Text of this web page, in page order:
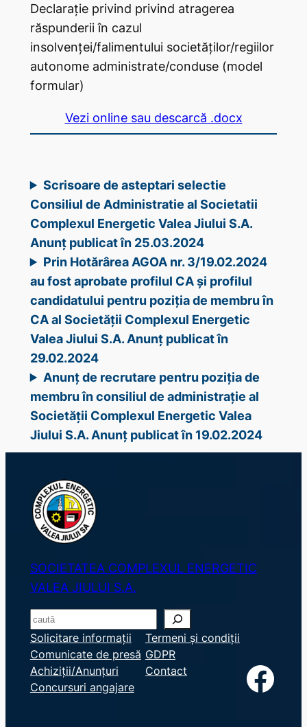
Declarație privind privind atragerea
răspunderii în cazul
insolvenței/falimentului societăților/regiilor
autonome administrate/conduse (model
formular)
Vezi online sau descarcă .docx
Scrisoare de asteptari selectie
Consiliul de Administratie al Societatii
Complexul Energetic Valea Jiului S.A.
Anunț publicat în 25.03.2024
Prin Hotărârea AGOA nr. 3/19.02.2024
au fost aprobate profilul CA și profilul
candidatului pentru poziția de membru în
CA al Societății Complexul Energetic
Valea Jiului S.A. Anunț publicat în
29.02.2024
Anunț de recrutare pentru poziția de
membru în consiliul de administrație al
Societății Complexul Energetic Valea
Jiului S.A. Anunț publicat în 19.02.2024
SOCIETATEA COMPLEXUL ENERGETIC
VALEA JIULUI S.A.
S
e
a
r
c
Solicitare informații
Comunicate de presă
Achiziții/Anunțuri
Concursuri angajare
Termeni și condiții
GDPR
Contact
Facebook